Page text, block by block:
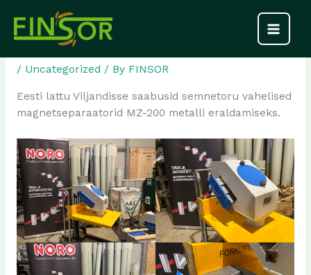
content
Eesti lattu saabusid seemnetoru
vahelised magnetseparaatorid
/ Uncategorized / By FINSOR
Eesti lattu Viljandisse saabusid semnetoru vahelised
magnetseparaatorid MZ-200 metalli eraldamiseks.